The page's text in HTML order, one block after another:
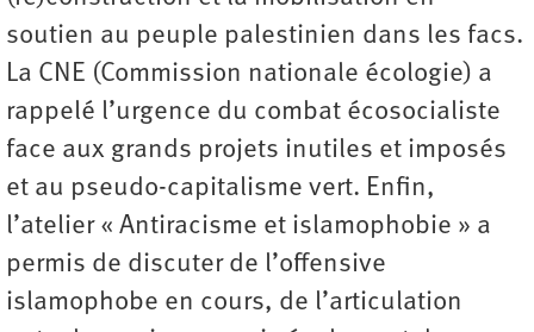
soutien au peuple palestinien dans les facs.
La CNE (Commission nationale écologie) a
rappelé l’urgence du combat écosocialiste
face aux grands projets inutiles et imposés
et au pseudo-capitalisme vert. Enfin,
l’atelier « Antiracisme et islamophobie » a
permis de discuter de l’offensive
islamophobe en cours, de l’articulation